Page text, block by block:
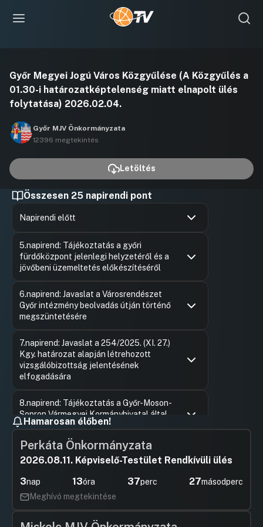
lejátszása
Győr Megyei Jogú Város Közgyűlése (A Közgyűlés a
01.30-i határozatképtelenség miatt elnapolt ülés
folytatása) 2026.02.04.
Győr MJV Önkormányzata
12396 megtekintés
Letöltés
Összesen 25 napirendi pont
Napirendi előtt
5.napirend: Tájékoztatás a győri
fürdőközpont jelenlegi helyzetéről és a
jövőbeni üzemeltetés előkészítéséről
6.napirend: Javaslat a Városrendészet
Győr intézmény beolvadás útján történő
megszüntetésére
7.napirend: Javaslat a 254/2025. (XI. 27.)
Kgy. határozat alapján létrehozott
vizsgálóbizottság jelentésének
elfogadására
8.napirend: Tájékoztatás a Győr-Moson-
Sopron Vármegyei Kormányhivatal által
tett működésre vonatkozó javaslatról
HozzászólásokUgrás a napirendi pontra
9.napirend: Javaslat fegyelmi eljárás
megindítására
Hozzászólások Ugrás a napirendi pontra
célú források felhasználásával
kapcsolatos egyes további
intézkedésekről szóló 1595/2025. (XII.
Hamarosan élőben!
Perkáta Önkormányzata
2026.08.11. Képviselő-Testület Rendkívüli ülés
3nap 13óra 37perc 27másodperc
Meghívó megtekintése